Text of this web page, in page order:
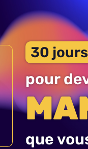
contenu
30 jours
pour
que